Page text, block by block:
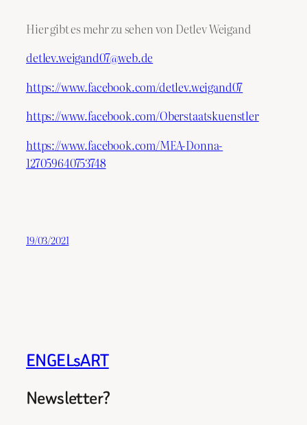
Hier gibt es mehr zu sehen von Detlev Weigand
detlev.weigand07@web.de
https://www.facebook.com/detlev.weigand07
https://www.facebook.com/Oberstaatskuenstler
https://www.facebook.com/MEA-Donna-
127059640753748
19/03/2021
ENGELsART
Newsletter?